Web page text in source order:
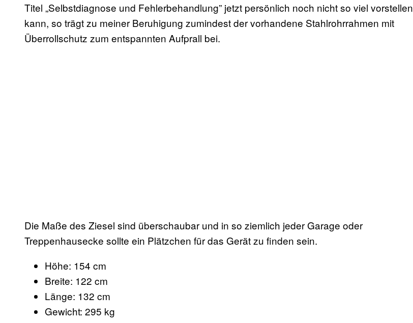
Titel „Selbstdiagnose und Fehlerbehandlung” jetzt persönlich noch nicht so viel vorstellen
kann, so trägt zu meiner Beruhigung zumindest der vorhandene Stahlrohrrahmen mit
Überrollschutz zum entspannten Aufprall bei.
Die Maße des Ziesel sind überschaubar und in so ziemlich jeder Garage oder
Treppenhausecke sollte ein Plätzchen für das Gerät zu finden sein.
Höhe: 154 cm
Breite: 122 cm
Länge: 132 cm
Gewicht: 295 kg